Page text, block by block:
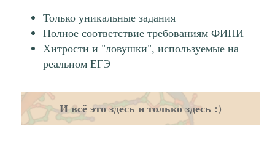
Только уникальные задания
Полное соответствие требованиям ФИПИ
Хитрости и "ловушки", используемые на
реальном ЕГЭ
И всё это здесь и только здесь :)